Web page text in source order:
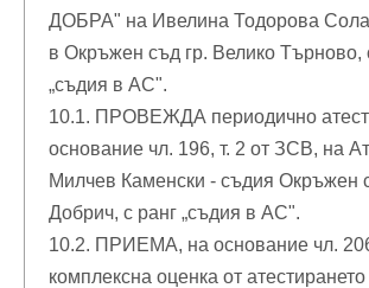
ДОБРА" на Ивелина Тодорова
в Окръжен съд гр. Велико Търново,
„съдия в АС".
10.1. ПРОВЕЖДА периодично
основание чл. 196, т. 2 от ЗСВ, на
Милчев Каменски - съдия Окръжен
Добрич, с ранг „съдия в АС".
10.2. ПРИЕМА, на основание чл.
комплексна оценка от